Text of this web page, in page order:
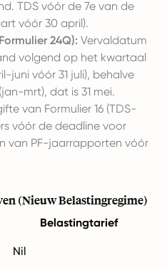
TDS vóór de 7e van de
vóór 30 april).
24Q): Vervaldatum
volgend op het kwartaal
juni vóór 31 juli), behalve
mrt), dat is 31 mei.
van Formulier 16 (TDS-
vóór de deadline voor
van PF-jaarrapporten vóór
(Nieuw Belastingregime)
Belastingtarief
Nil